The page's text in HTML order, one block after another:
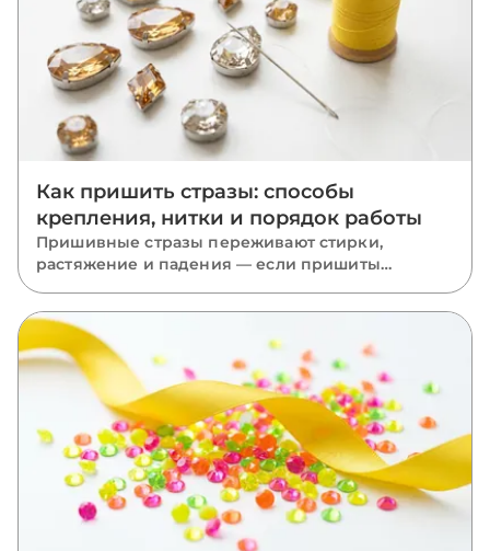
Как пришить стразы: способы
крепления, нитки и порядок работы
Пришивные стразы переживают стирки,
растяжение и падения — если пришиты
вести стежки через отверстия, чем отличается
крепление капли, риволи и ромба и какие
ошибки роняют камни.